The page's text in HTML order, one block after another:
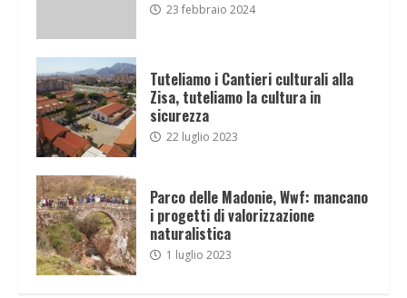
23 febbraio 2024
Tuteliamo i Cantieri culturali alla
Zisa, tuteliamo la cultura in
sicurezza
22 luglio 2023
Parco delle Madonie, Wwf: mancano
i progetti di valorizzazione
naturalistica
1 luglio 2023